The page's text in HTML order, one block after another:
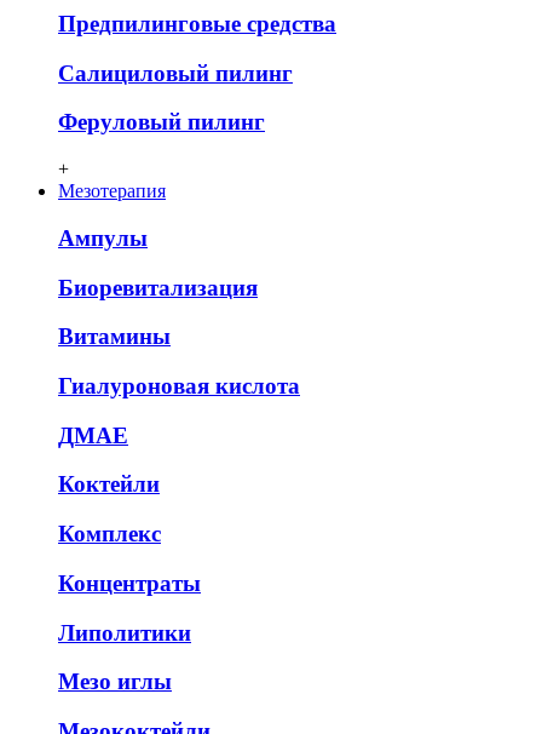
Предпилинговые средства
Салициловый пилинг
Феруловый пилинг
+
Мезотерапия
Ампулы
Биоревитализация
Витамины
Гиалуроновая кислота
ДМАЕ
Коктейли
Комплекс
Концентраты
Липолитики
Мезо иглы